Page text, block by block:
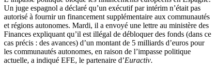
Un juge espagnol a déclaré qu’un exécutif par intérim n’était pas
autorisé à fournir un financement supplémentaire aux communautés
et régions autonomes. Mardi, il a envoyé une lettre au ministère des
Finances expliquant qu’il est illégal de débloquer des fonds (dans ce
cas précis : des avances) d’un montant de 5 milliards d’euros pour
les communautés autonomes, en raison de l’impasse politique
actuelle, a indiqué EFE, le partenaire d’Euractiv.